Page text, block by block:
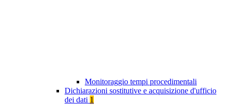
Monitoraggio tempi procedimentali
Dichiarazioni sostitutive e acquisizione d'ufficio
dei dati 1